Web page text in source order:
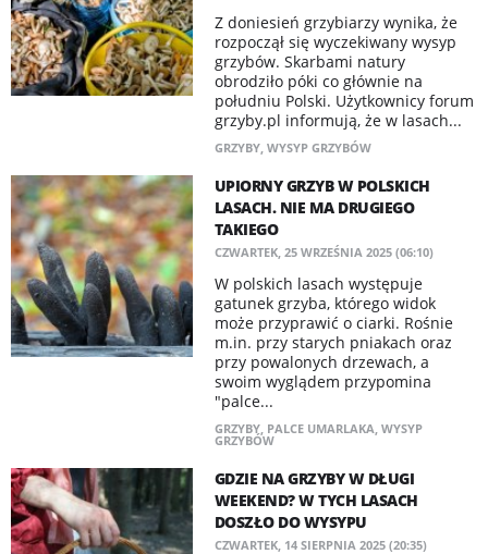
Z doniesień grzybiarzy wynika, że
rozpoczął się wyczekiwany wysyp
grzybów. Skarbami natury
obrodziło póki co głównie na
południu Polski. Użytkownicy forum
grzyby.pl informują, że w lasach...
GRZYBY, WYSYP GRZYBÓW
UPIORNY GRZYB W POLSKICH
LASACH. NIE MA DRUGIEGO
TAKIEGO
CZWARTEK, 25 WRZEŚNIA 2025 (06:10)
W polskich lasach występuje
gatunek grzyba, którego widok
może przyprawić o ciarki. Rośnie
m.in. przy starych pniakach oraz
przy powalonych drzewach, a
swoim wyglądem przypomina
"palce...
GRZYBY, PALCE UMARLAKA, WYSYP
GRZYBÓW
GDZIE NA GRZYBY W DŁUGI
WEEKEND? W TYCH LASACH
DOSZŁO DO WYSYPU
CZWARTEK, 14 SIERPNIA 2025 (20:35)